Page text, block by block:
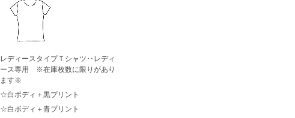
レディースタイプＴシャツ‥レディ
ース専用 ※在庫枚数に限りがあり
ます※
☆白ボディ＋黒プリント
☆白ボディ＋青プリント